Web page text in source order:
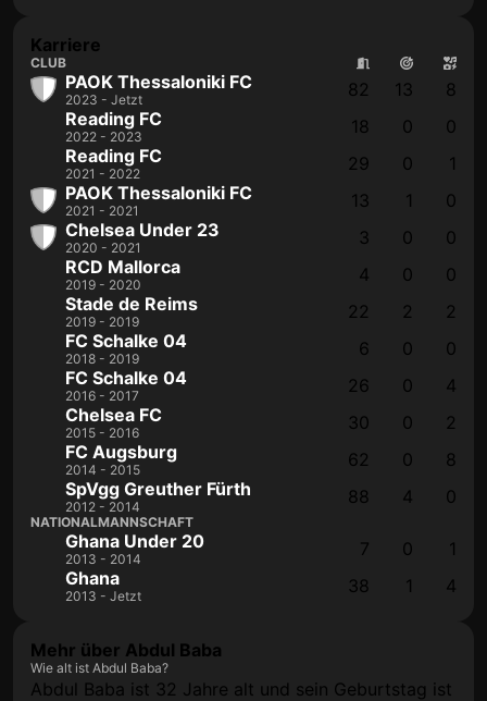
Karriere
CLUB
PAOK Thessaloniki FC
2023 - Jetzt 82 13
8
Reading FC
2022 - 2023 18 0
0
Reading FC
2021 - 2022 29 0
1
PAOK Thessaloniki FC
2021 - 2021 13 1
0
Chelsea Under 23
2020 - 2021 3 0
0
RCD Mallorca
2019 - 2020 4 0
0
Stade de Reims
2019 - 2019 22 2
2
FC Schalke 04
2018 - 2019 6 0
0
FC Schalke 04
2016 - 2017 26 0
4
Chelsea FC
2015 - 2016 30 0
2
FC Augsburg
2014 - 2015 62 0
8
SpVgg Greuther Fürth
2012 - 2014 88 4 0
NATIONALMANNSCHAFT
Ghana Under 20
2013 - 2014 7 0
1
Ghana
2013 - Jetzt 38 1 4
Mehr über Abdul Baba
Wie alt ist Abdul Baba?
Abdul Baba ist 32 Jahre alt und sein Geburtstag ist